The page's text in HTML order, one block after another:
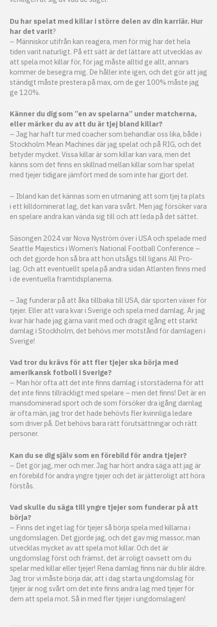
Du har spelat med killar i större delen av din karriär. Hur
har det varit?
– Människor utifrån kan reagera, men för mig har det hela
tiden varit naturligt. På ett sätt är det lättare att utvecklas av
att spela mot killar för, för jag måste alltid ge allt, annars
kommer de besegra mig. De håller inte igen, och det gör att jag
ständigt måste prestera på max, om de ger 100% måste jag
ge 120%.
Känner du dig som ”en av spelarna” under matcherna,
eller märker du av att du är tjej bland killar?
– Jag har haft tur med coacher som behandlar oss lika, både i
Stockholm Mean Machines där jag spelat och på RIG, och det
betyder mycket. Vissa killar är som killar kan vara, men det
känns som det finns en skillnad mellan killar som har spelat
med tjejer tidigare jämfört med de som inte har gjort det.
– Ibland kan det kännas som en utmaning att som tjej ta plats
i ett killdominerat lag, det kan vara svårt. Men jag försöker vara
en spelare andra kan vända sig till och att leda på det sättet.
Säsongen 2024 var Nova Nyström över i USA och spelade med
Seattle Majestics i Women’s National Football Conference –
och det gjorde hon så bra att hon utsågs till ligans All Pro-
lag. Och att eventuellt spela på andra sidan Atlanten finns med
i de eventuella framtidsplanerna.
– Jag funderar på att åka tillbaka till USA, där sporten växer för
tjejer. Eller att vara kvar i Sverige och spela med damlag. Är jag
kvar här hade jag gärna varit med och dragit igång ett starkt
damlag i Stockholm, det behövs mer motstånd för damlagen i
Sverige!
Vad tror du krävs för att fler tjejer ska börja med
amerikansk fotboll i Sverige?
– Man hör ofta att det inte finns damlag i storstäderna för att
det inte finns tillräckligt med spelare – men det finns! Det är en
mansdominerad sport och de som försöker dra igång damlag
är ofta män, jag tror det hade behövts fler kvinnliga ledare
som driver på. Det behövs bara rätt förutsättningar och rätt
personer.
Kan du se dig själv som en förebild för andra tjejer?
– Det gör jag, mer och mer. Jag har hört andra säga att jag är
en förebild för andra yngre tjejer och det är jätteroligt att höra
förstås.
Vad skulle du säga till yngre tjejer som funderar på att
börja?
– Finns det inget lag för tjejer så börja spela med killarna i
ungdomslagen. Det gjorde jag, och det gav mig massor, man
utvecklas mycket av att spela mot killar. Och det är
ungdomslag först och främst, det är roligt oavsett om du
spelar med killar eller tjejer! Rena damlag finns när du blir äldre.
Jag tror vi måste börja där, att i dag starta ungdomslag för
tjejer är nog svårt om det inte finns andra lag med tjejer för
dem att spela mot. Så in med fler tjejer i ungdomslagen!